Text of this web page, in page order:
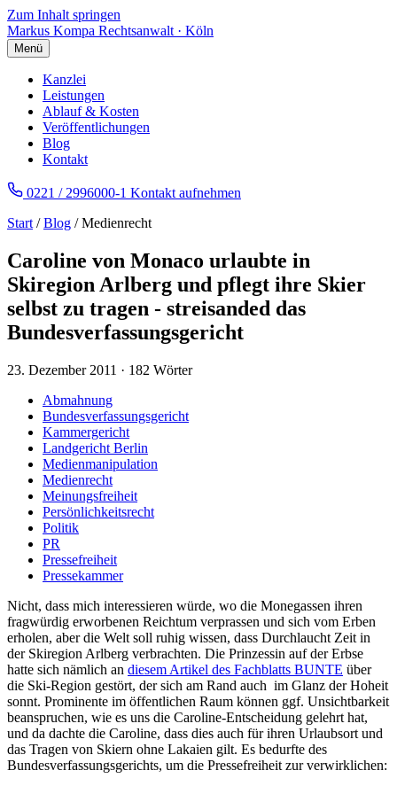
Zum Inhalt springen
Markus Kompa Rechtsanwalt · Köln
Menü
Kanzlei
Leistungen
Ablauf & Kosten
Veröffentlichungen
Blog
Kontakt
0221 / 2996000-1 Kontakt aufnehmen
Start /Blog / Medienrecht
Caroline von Monaco urlaubte in
Skiregion Arlberg und pflegt ihre Skier
selbst zu tragen - streisanded das
Bundesverfassungsgericht
23. Dezember 2011 · 182 Wörter
Abmahnung
Bundesverfassungsgericht
Kammergericht
Landgericht Berlin
Medienmanipulation
Medienrecht
Meinungsfreiheit
Persönlichkeitsrecht
Politik
PR
Pressefreiheit
Pressekammer
Nicht, dass mich interessieren würde, wo die Monegassen ihren
fragwürdig erworbenen Reichtum verprassen und sich vom Erben
erholen, aber die Welt soll ruhig wissen, dass Durchlaucht Zeit in
der Skiregion Arlberg verbrachten. Die Prinzessin auf der Erbse
hatte sich nämlich an diesem Artikel des Fachblatts BUNTE über
die Ski-Region gestört, der sich am Rand auch im Glanz der Hoheit
sonnt. Prominente im öffentlichen Raum können ggf. Unsichtbarkeit
beanspruchen, wie es uns die Caroline-Entscheidung gelehrt hat,
und da dachte die Caroline, dass dies auch für ihren Urlaubsort und
das Tragen von Skiern ohne Lakaien gilt. Es bedurfte des
Bundesverfassungsgerichts, um die Pressefreiheit zur verwirklichen: